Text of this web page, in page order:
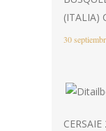
(ITALIA)
30